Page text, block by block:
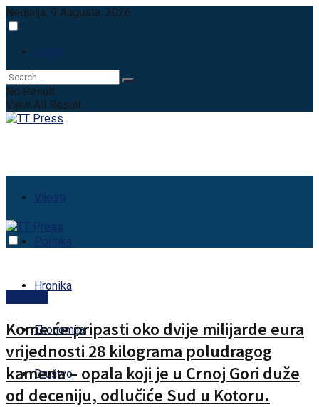
Nedjelja, 9 Augusta, 2026
Login
No Result
View All Result
Vijesti
Politika
Hronika
Ekonomija
Društvo
Kome će pripasti oko dvije milijarde eura
vrijednosti 28 kilograma poludragog
kamena – opala koji je u Crnoj Gori duže
od deceniju, odlučiće Sud u Kotoru.